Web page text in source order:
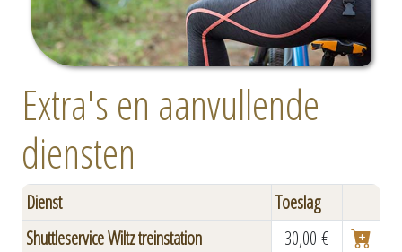
Extra's en aanvullende
diensten
Dienst
Toeslag
Shuttleservice Wiltz treinstation
30,00 €